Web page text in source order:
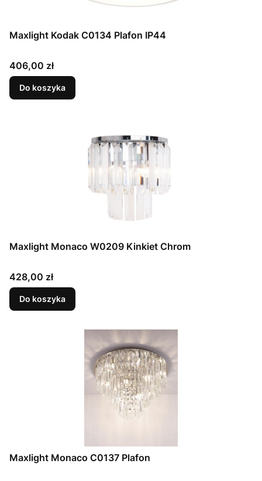
Maxlight Kodak C0134 Plafon IP44
Cena
406,00 zł
Do koszyka
Maxlight Monaco W0209 Kinkiet Chrom
Cena
428,00 zł
Do koszyka
Maxlight Monaco C0137 Plafon